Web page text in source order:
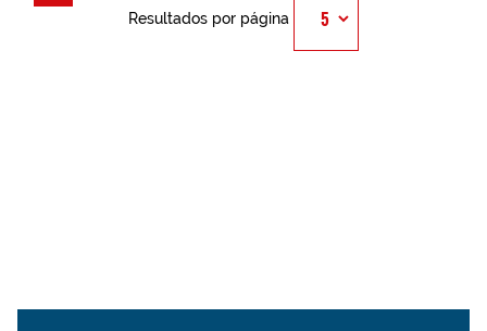
Resultados por página